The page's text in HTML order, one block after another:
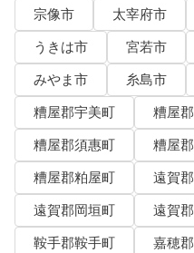
宗像市
太宰府市
うきは市
宮若市
みやま市
糸島市
糟屋郡宇美町
糟屋
糟屋郡須惠町
糟屋
糟屋郡粕屋町
遠賀
遠賀郡岡垣町
遠賀
鞍手郡鞍手町
嘉穂